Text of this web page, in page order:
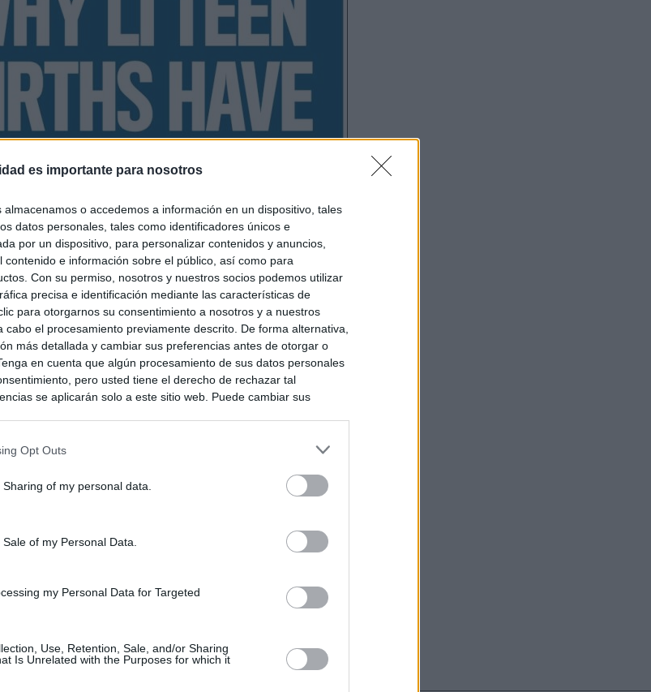
es importante para nosotros
almacenamos o accedemos a información en un dispositivo, tales
datos personales, tales como identificadores únicos e
por un dispositivo, para personalizar contenidos y anuncios,
contenido e información sobre el público, así como para
Con su permiso, nosotros y nuestros socios podemos utilizar
precisa e identificación mediante las características de
para otorgarnos su consentimiento a nosotros y a nuestros
cabo el procesamiento previamente descrito. De forma alternativa,
más detallada y cambiar sus preferencias antes de otorgar o
en cuenta que algún procesamiento de sus datos personales
pero usted tiene el derecho de rechazar tal
se aplicarán solo a este sitio web. Puede cambiar sus
Opt Outs
of my personal data.
of my Personal Data.
my Personal Data for Targeted
Use, Retention, Sale, and/or Sharing
Is Unrelated with the Purposes for which it